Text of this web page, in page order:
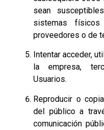
sean
sistemas
proveedores o de
Intentar acceder,
la empresa,
Usuarios.
Reproducir o
del público a
comunicación